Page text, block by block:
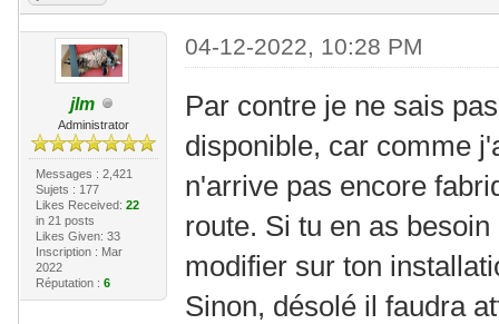
jlm
Administrator
Messages : 2,421
Sujets : 177
Likes Received: 22
in 21 posts
Likes Given: 33
Inscription : Mar
2022
Réputation : 6
04-12-2022, 10:28 PM
Par contre je ne sais
disponible, car comme
n'arrive pas encore
route. Si tu en as
modifier sur ton
Sinon, désolé il faudra